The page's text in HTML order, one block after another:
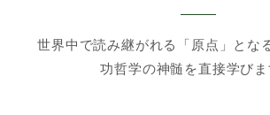
世界中で読み継がれる「原点」とな
功哲学の神髄を直接学びま